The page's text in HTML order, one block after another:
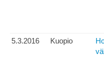
5.3.2016 Kuopio